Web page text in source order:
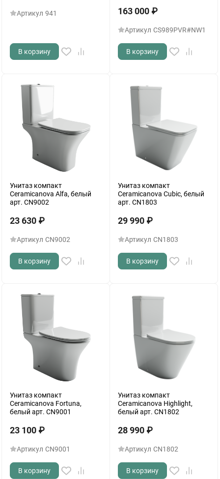
Артикул 941
В корзину
163 000 ₽
Артикул CS989PVR#NW1
В корзину
Унитаз компакт
Ceramicanova Alfa, белый
арт. CN9002
23 630 ₽
Артикул CN9002
В корзину
Унитаз компакт
Ceramicanova Cubic, белый
арт. CN1803
29 990 ₽
Артикул CN1803
В корзину
Унитаз компакт
Ceramicanova Fortuna,
белый арт. CN9001
23 100 ₽
Артикул CN9001
В корзину
Унитаз компакт
Ceramicanova Highlight,
белый арт. CN1802
28 990 ₽
Артикул CN1802
В корзину